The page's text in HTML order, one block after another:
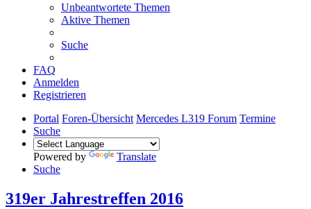
Unbeantwortete Themen
Aktive Themen
Suche
FAQ
Anmelden
Registrieren
Portal Foren-Übersicht Mercedes L319 Forum Termine
Suche
Powered by
Translate
Suche
319er Jahrestreffen 2016